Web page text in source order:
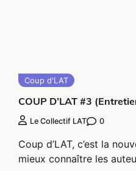
Coup d'LAT
COUP D’LAT #3
Le Collectif LAT 0
Coup d’LAT, c’est la
mieux connaître les